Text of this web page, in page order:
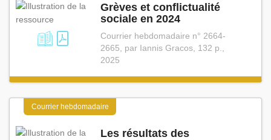
Grèves et conflictualité
sociale en 2024
Courrier hebdomadaire n° 2664-
2665, par Iannis Gracos, 132 p.,
2025
Courrier hebdomadaire
Les résultats des